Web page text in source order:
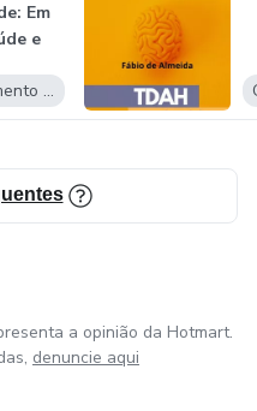
Em
e
Desenvolvimento Pessoal
a opinião da Hotmart.
denuncie aqui